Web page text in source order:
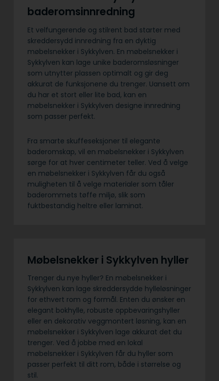
baderomsinnredning
Et velfungerende og stilrent bad starter med
skreddersydd innredning fra en dyktig
møbelsnekker i Sykkylven. En møbelsnekker i
Sykkylven kan lage unike baderomsløsninger
som utnytter plassen optimalt og gir deg
akkurat de funksjonene du trenger. Uansett om
du har et stort eller lite bad, kan en
møbelsnekker i Sykkylven designe innredning
som passer perfekt.
Fra smarte skuffeseksjoner til elegante
baderomskap, vil en møbelsnekker i Sykkylven
sørge for at hver centimeter teller. Ved å velge
en møbelsnekker i Sykkylven får du også
muligheten til å velge materialer som tåler
baderommets tøffe miljø, slik som
fuktbestandig heltre eller laminat.
Møbelsnekker i Sykkylven hyller
Trenger du nye hyller? En møbelsnekker i
Sykkylven kan lage skreddersydde hylleløsninger
for ethvert rom og formål. Enten du ønsker en
elegant bokhylle, robuste oppbevaringshyller
eller en dekorativ veggmontert løsning, kan en
møbelsnekker i Sykkylven lage akkurat det du
trenger. Ved å jobbe med en lokal
møbelsnekker i Sykkylven får du hyller som
passer perfekt til ditt rom, både i størrelse og
stil.